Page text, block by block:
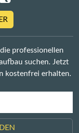
professionellen
suchen. Jetzt
kostenfrei erhalten.